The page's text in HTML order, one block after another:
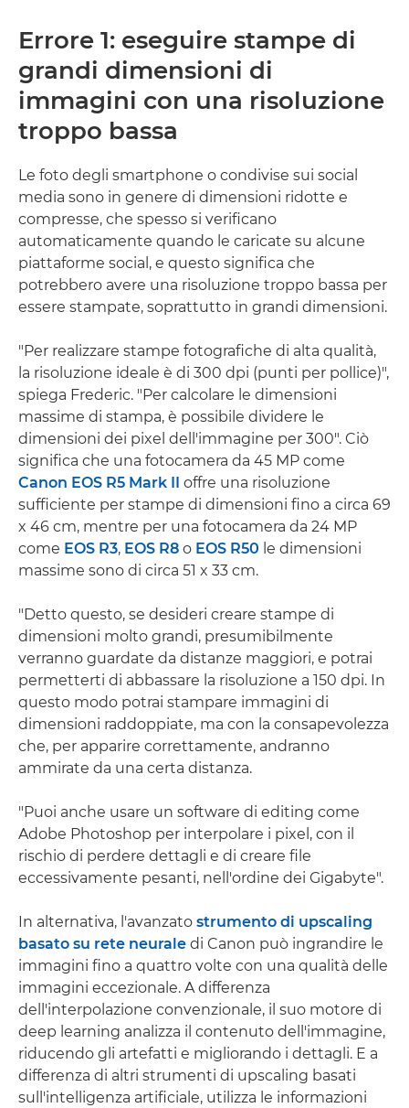
Errore 1: eseguire stampe di
grandi dimensioni di
immagini con una risoluzione
troppo bassa
Le foto degli smartphone o condivise sui social
media sono in genere di dimensioni ridotte e
compresse, che spesso si verificano
automaticamente quando le caricate su alcune
piattaforme social, e questo significa che
potrebbero avere una risoluzione troppo bassa per
essere stampate, soprattutto in grandi dimensioni.
"Per realizzare stampe fotografiche di alta qualità,
la risoluzione ideale è di 300 dpi (punti per pollice)",
spiega Frederic. "Per calcolare le dimensioni
massime di stampa, è possibile dividere le
dimensioni dei pixel dell'immagine per 300". Ciò
significa che una fotocamera da 45 MP come
Canon EOS R5 Mark II offre una risoluzione
sufficiente per stampe di dimensioni fino a circa 69
x 46 cm, mentre per una fotocamera da 24 MP
come EOS R3, EOS R8 o EOS R50 le dimensioni
massime sono di circa 51 x 33 cm.
"Detto questo, se desideri creare stampe di
dimensioni molto grandi, presumibilmente
verranno guardate da distanze maggiori, e potrai
permetterti di abbassare la risoluzione a 150 dpi. In
questo modo potrai stampare immagini di
dimensioni raddoppiate, ma con la consapevolezza
che, per apparire correttamente, andranno
ammirate da una certa distanza.
"Puoi anche usare un software di editing come
Adobe Photoshop per interpolare i pixel, con il
rischio di perdere dettagli e di creare file
eccessivamente pesanti, nell'ordine dei Gigabyte".
In alternativa, l'avanzato strumento di upscaling
basato su rete neurale di Canon può ingrandire le
immagini fino a quattro volte con una qualità delle
immagini eccezionale. A differenza
dell'interpolazione convenzionale, il suo motore di
deep learning analizza il contenuto dell'immagine,
riducendo gli artefatti e migliorando i dettagli. E a
differenza di altri strumenti di upscaling basati
sull'intelligenza artificiale, utilizza le informazioni